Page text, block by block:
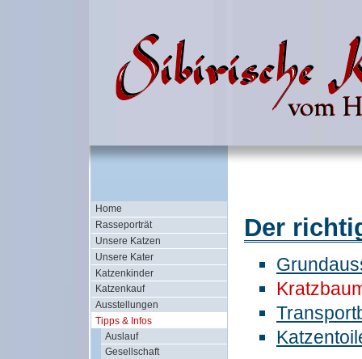
Home
Rasseporträt
Unsere Katzen
Unsere Kater
Katzenkinder
Katzenkauf
Ausstellungen
Tipps & Infos
Auslauf
Gesellschaft
Der